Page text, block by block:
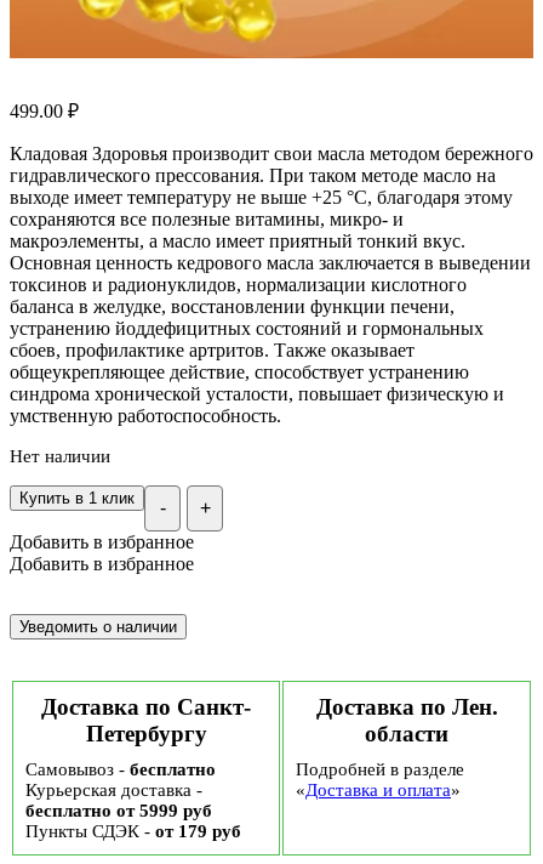
499.00 ₽
Кладовая Здоровья производит свои масла методом бережного
гидравлического прессования. При таком методе масло на
выходе имеет температуру не выше +25 °C, благодаря этому
сохраняются все полезные витамины, микро- и
макроэлементы, а масло имеет приятный тонкий вкус.
Основная ценность кедрового масла заключается в выведении
токсинов и радионуклидов, нормализации кислотного
баланса в желудке, восстановлении функции печени,
устранению йоддефицитных состояний и гормональных
сбоев, профилактике артритов. Также оказывает
общеукрепляющее действие, способствует устранению
синдрома хронической усталости, повышает физическую и
умственную работоспособность.
Нет наличии
- +
Купить в 1 клик
Добавить в избранное
Добавить в избранное
Доставка по Санкт-
Петербургу
Самовывоз - бесплатно
Курьерская доставка -
бесплатно от 5999 руб
Пункты СДЭК - от 179 руб
Доставка по Лен.
области
Подробней в разделе
«Доставка и оплата»